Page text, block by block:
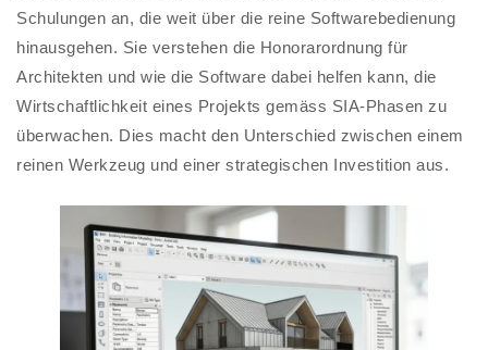
Schulungen an, die weit über die reine Softwarebedienung
hinausgehen. Sie verstehen die Honorarordnung für
Architekten und wie die Software dabei helfen kann, die
Wirtschaftlichkeit eines Projekts gemäss SIA-Phasen zu
überwachen. Dies macht den Unterschied zwischen einem
reinen Werkzeug und einer strategischen Investition aus.